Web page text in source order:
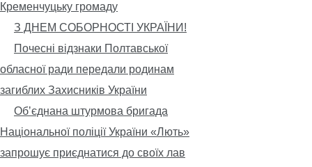
Кременчуцьку громаду
З ДНЕМ СОБОРНОСТІ УКРАЇНИ!
Почесні відзнаки Полтавської
обласної ради передали родинам
загиблих Захисників України
Обʼєднана штурмова бригада
Національної поліції України «Лють»
запрошує приєднатися до своїх лав